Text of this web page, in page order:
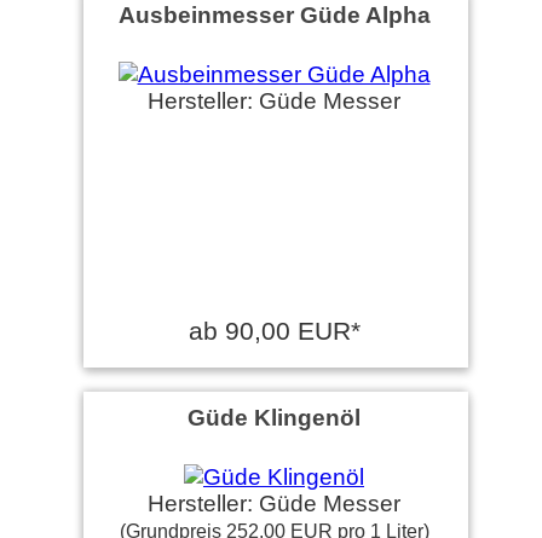
Ausbeinmesser Güde Alpha
Hersteller: Güde Messer
ab 90,00 EUR*
Güde Klingenöl
Hersteller: Güde Messer
(Grundpreis 252,00 EUR pro 1 Liter)